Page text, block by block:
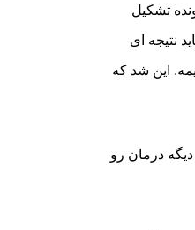
کرد. من سال ۹۷ توی مرکز نوین، پرونده تشکیل
نتیجه ای
این شد که
درمان رو